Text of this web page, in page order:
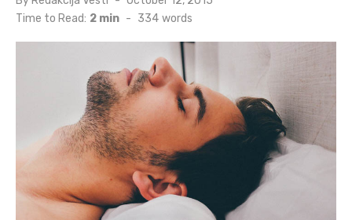
Time to Read: 2 min - 334 words